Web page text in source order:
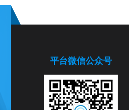
平台微信公众号